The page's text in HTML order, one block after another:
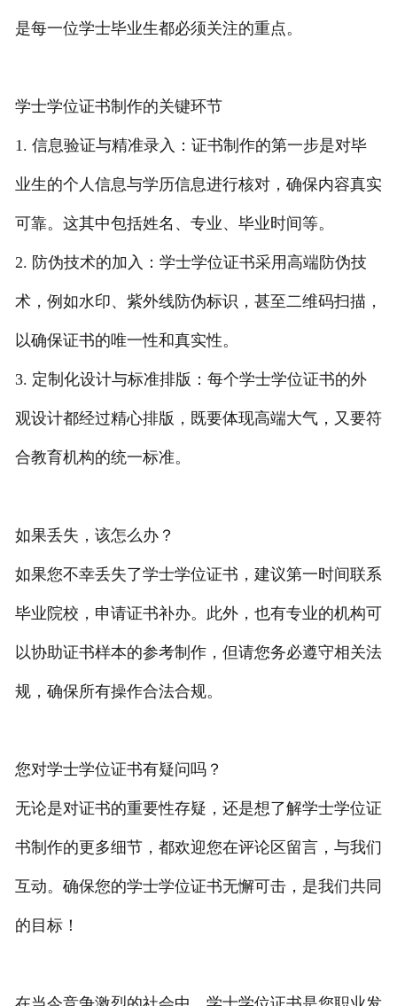
是每一位学士毕业生都必须关注的重点。
学士学位证书制作的关键环节
1. 信息验证与精准录入：证书制作的第一步是对毕
业生的个人信息与学历信息进行核对，确保内容真实
可靠。这其中包括姓名、专业、毕业时间等。
2. 防伪技术的加入：学士学位证书采用高端防伪技
术，例如水印、紫外线防伪标识，甚至二维码扫描，
以确保证书的唯一性和真实性。
3. 定制化设计与标准排版：每个学士学位证书的外
观设计都经过精心排版，既要体现高端大气，又要符
合教育机构的统一标准。
如果丢失，该怎么办？
如果您不幸丢失了学士学位证书，建议第一时间联系
毕业院校，申请证书补办。此外，也有专业的机构可
以协助证书样本的参考制作，但请您务必遵守相关法
规，确保所有操作合法合规。
您对学士学位证书有疑问吗？
无论是对证书的重要性存疑，还是想了解学士学位证
书制作的更多细节，都欢迎您在评论区留言，与我们
互动。确保您的学士学位证书无懈可击，是我们共同
的目标！